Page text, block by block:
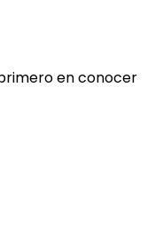
primero en conocer